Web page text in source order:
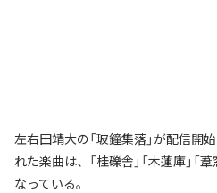
左右田靖大の「玻鐘集落」が配信開
れた楽曲は、「桂礫舎」「木蓮庫」「
なっている。